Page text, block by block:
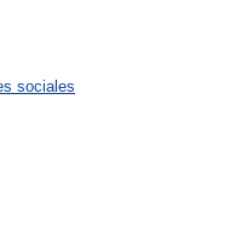
sociales